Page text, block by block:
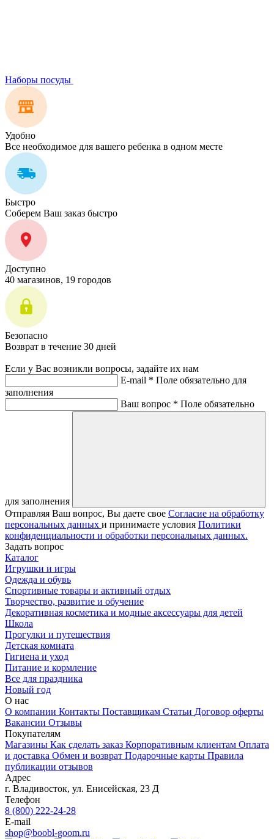
Наборы посуды
Удобно
Все необходимое для вашего ребенка в одном месте
Быстро
Соберем Ваш заказ быстро
Доступно
40 магазинов, 19 городов
Безопасно
Возврат в течение 30 дней
Если у Вас возникли вопросы, задайте их нам
E-mail * Поле обязательно для
заполнения
Ваш вопрос * Поле обязательно
для заполнения
Отправляя Ваш вопрос, Вы даете свое Согласие на обработку
персональных данных и принимаете условия Политики
конфиденциальности и обработки персональных данных.
Задать вопрос
Каталог
Игрушки и игры
Одежда и обувь
Спортивные товары и активный отдых
Творчество, развитие и обучение
Декоративная косметика и модные аксессуары для детей
Школа
Прогулки и путешествия
Детская комната
Гигиена и уход
Питание и кормление
Все для праздника
Новый год
О нас
О компании Контакты Поставщикам Статьи Договор оферты
Вакансии Отзывы
Покупателям
Магазины Как сделать заказ Корпоративным клиентам Оплата
и доставка Обмен и возврат Подарочные карты Правила
публикации отзывов
Адрес
г. Владивосток, ул. Енисейская, 23 Д
Телефон
8 (800) 222-24-28
E-mail
shop@boobl-goom.ru